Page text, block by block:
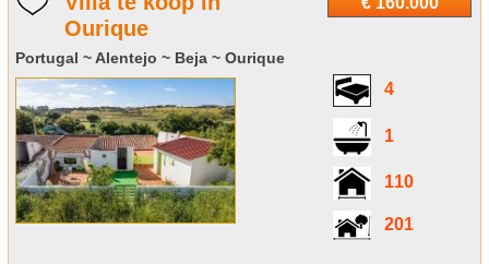
Ourique
Portugal ~ Alentejo ~ Beja ~ Ourique
4
1
110
201